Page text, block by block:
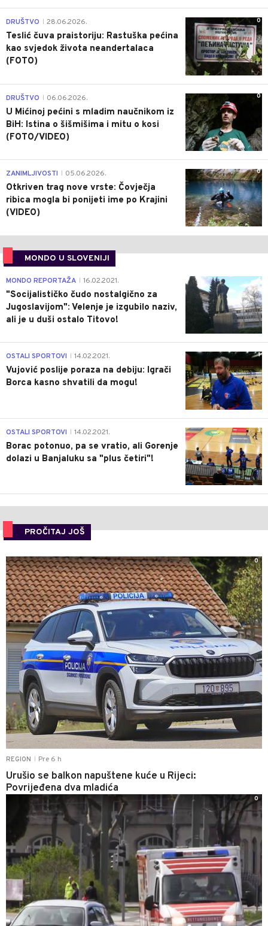
0
DRUŠTVO 28.06.2026.
Teslić čuva praistoriju: Rastuška pećina
kao svjedok života neandertalaca
(FOTO)
0
DRUŠTVO 06.06.2026.
U Mićinoj pećini s mladim naučnikom iz
BiH: Istina o šišmišima i mitu o kosi
(FOTO/VIDEO)
0
ZANIMLJIVOSTI 05.06.2026.
Otkriven trag nove vrste: Čovječja
ribica mogla bi ponijeti ime po Krajini
(VIDEO)
MONDO U SLOVENIJI
4
MONDO REPORTAŽA 16.02.2021.
"Socijalističko čudo nostalgično za
Jugoslavijom": Velenje je izgubilo naziv,
ali je u duši ostalo Titovo!
1
OSTALI SPORTOVI 14.02.2021.
Vujović poslije poraza na debiju: Igrači
Borca kasno shvatili da mogu!
3
OSTALI SPORTOVI 14.02.2021.
Borac potonuo, pa se vratio, ali Gorenje
dolazi u Banjaluku sa "plus četiri"!
PROČITAJ JOŠ
REGION Pre 6 h
Urušio se balkon napuštene kuće u Rijeci:
Povrijeđena dva mladića
0
0